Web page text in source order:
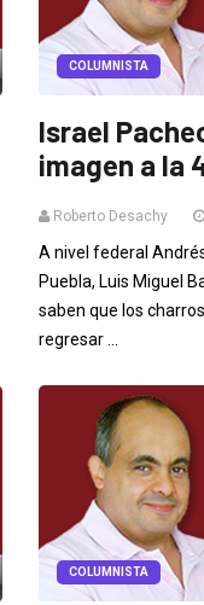
COLUMNISTA
Israel
imagen a la
Roberto Desachy
A nivel federal
Puebla, Luis Miguel
saben que los
regresar ...
COLUMNISTA